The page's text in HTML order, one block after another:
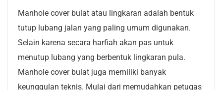
Manhole cover bulat atau lingkaran adalah bentuk
tutup lubang jalan yang paling umum digunakan.
Selain karena secara harfiah akan pas untuk
menutup lubang yang berbentuk lingkaran pula.
Manhole cover bulat juga memiliki banyak
keunggulan teknis. Mulai dari memudahkan petugas